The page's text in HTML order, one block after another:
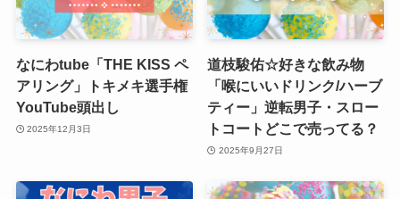
なにわtube「THE KISS ペ
アリング」トキメキ選手権
YouTube頭出し
2025年12月3日
道枝駿佑☆好きな飲み物
「喉にいいドリンク/ハーブ
ティー」逆転男子・スロー
トコートどこで売ってる？
2025年9月27日